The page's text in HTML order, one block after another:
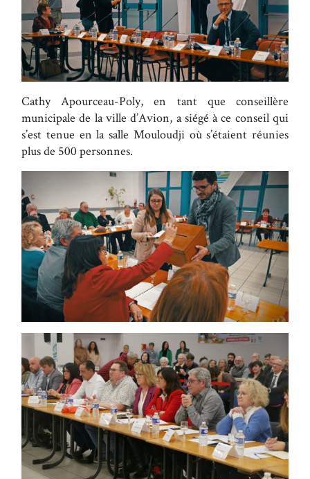
Cathy Apourceau-Poly, en tant que conseillère
municipale de la ville d’Avion, a siégé à ce conseil qui
s’est tenue en la salle Mouloudji où s’étaient réunies
plus de 500 personnes.